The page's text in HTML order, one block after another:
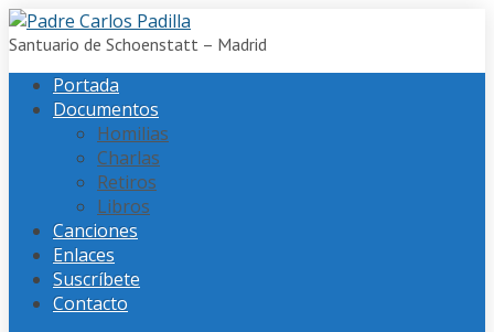
Santuario de Schoenstatt – Madrid
Portada
Documentos
Homilias
Charlas
Retiros
Libros
Canciones
Enlaces
Suscríbete
Contacto